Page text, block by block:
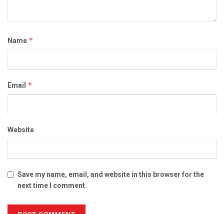
Name *
Email *
Website
Save my name, email, and website in this browser for the
next time I comment.